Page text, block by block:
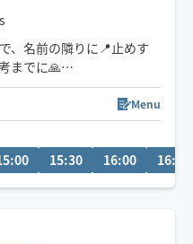
、名前の隣りに📍止めす
までに🙏
到着時間を要するため、
させて頂くこともありま
Menu
15:30 16:00 16:30